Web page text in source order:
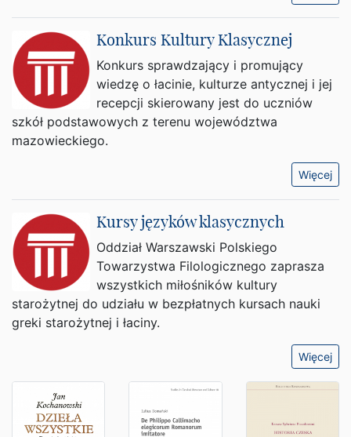
Konkurs Kultury Klasycznej
Konkurs sprawdzający i promujący
wiedzę o łacinie, kulturze antycznej i jej
recepcji skierowany jest do uczniów
szkół podstawowych z terenu województwa
mazowieckiego.
Więcej
Kursy języków klasycznych
Oddział Warszawski Polskiego
Towarzystwa Filologicznego zaprasza
wszystkich miłośników kultury
starożytnej do udziału w bezpłatnych kursach nauki
greki starożytnej i łaciny.
Więcej